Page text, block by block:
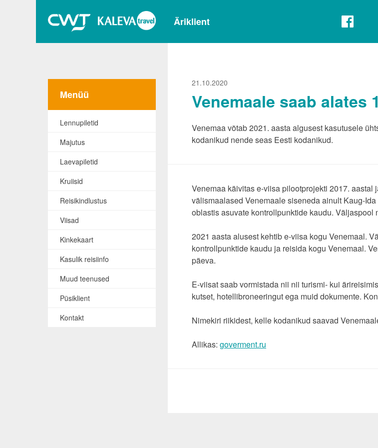
Äriklient
Menüü
Lennupiletid
Majutus
Laevapiletid
Kruiisid
Reisikindlustus
Viisad
Kinkekaart
Kasulik reisiinfo
Muud teenused
Püsiklient
Kontakt
21.10.2020
Venemaale saab alates
Venemaa võtab 2021. aasta algusest kasutusele
kodanikud nende seas Eesti kodanikud.
Venemaa käivitas e-viisa pilootprojekti 2017.
välismaalased Venemaale siseneda ainult Kaug-
oblastis asuvate kontrollpunktide kaudu.
2021 aasta alusest kehtib e-viisa kogu Venemaal.
kontrollpunktide kaudu ja reisida kogu Venemaal.
päeva.
E-viisat saab vormistada nii nii turismi- kui
kutset, hotellibroneeringut ega muid dokumente.
Nimekiri riikidest, kelle kodanikud saavad
Allikas: goverment.ru